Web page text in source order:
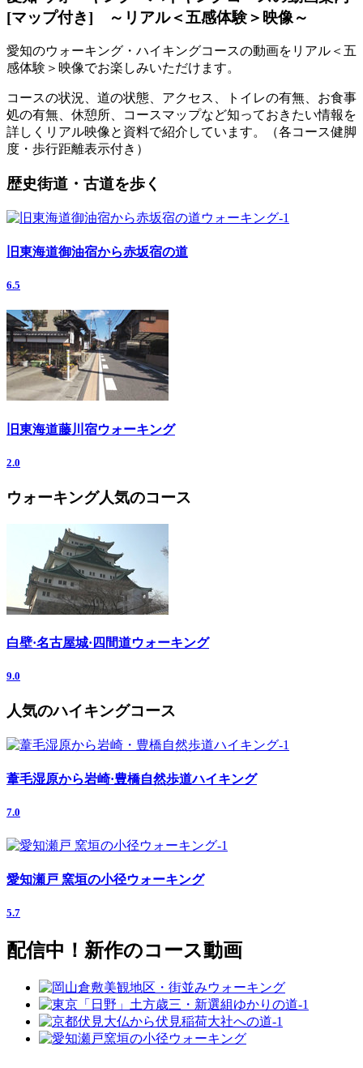
[マップ付き] ～リアル＜五感体験＞映像～
愛知のウォーキング・ハイキングコースの動画をリアル＜五
感体験＞映像でお楽しみいただけます。
コースの状況、道の状態、アクセス、トイレの有無、お食事
処の有無、休憩所、コースマップなど知っておきたい情報を
詳しくリアル映像と資料で紹介しています。（各コース健脚
度・歩行距離表示付き）
歴史街道・古道を歩く
旧東海道御油宿から赤坂宿の道
6.5
旧東海道藤川宿ウォーキング
2.0
ウォーキング人気のコース
白壁·名古屋城·四間道ウォーキング
9.0
人気のハイキングコース
葦毛湿原から岩崎·豊橋自然歩道ハイキング
7.0
愛知瀬戸 窯垣の小径ウォーキング
5.7
配信中！新作のコース動画